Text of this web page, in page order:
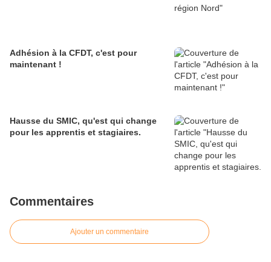
Adhésion à la CFDT, c'est pour
maintenant !
Hausse du SMIC, qu'est qui change
pour les apprentis et stagiaires.
Commentaires
Ajouter un commentaire